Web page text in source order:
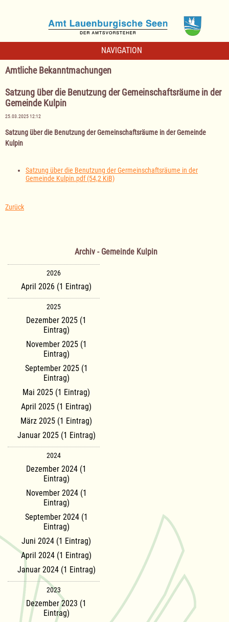
NAVIGATION
Amtliche Bekanntmachungen
Satzung über die Benutzung der Gemeinschaftsräume in der
Gemeinde Kulpin
25.03.2025 12:12
Satzung über die Benutzung der Gemeinschaftsräume in der Gemeinde
Kulpin
Satzung über die Benutzung der Germeinschaftsräume in der
Gemeinde Kulpin.pdf(54,2 KiB)
Zurück
Archiv - Gemeinde Kulpin
2026
April 2026 (1 Eintrag)
2025
Dezember 2025 (1
Eintrag)
November 2025 (1
Eintrag)
September 2025 (1
Eintrag)
Mai 2025 (1 Eintrag)
April 2025 (1 Eintrag)
März 2025 (1 Eintrag)
Januar 2025 (1 Eintrag)
2024
Dezember 2024 (1
Eintrag)
November 2024 (1
Eintrag)
September 2024 (1
Eintrag)
Juni 2024 (1 Eintrag)
April 2024 (1 Eintrag)
Januar 2024 (1 Eintrag)
2023
Dezember 2023 (1
Eintrag)